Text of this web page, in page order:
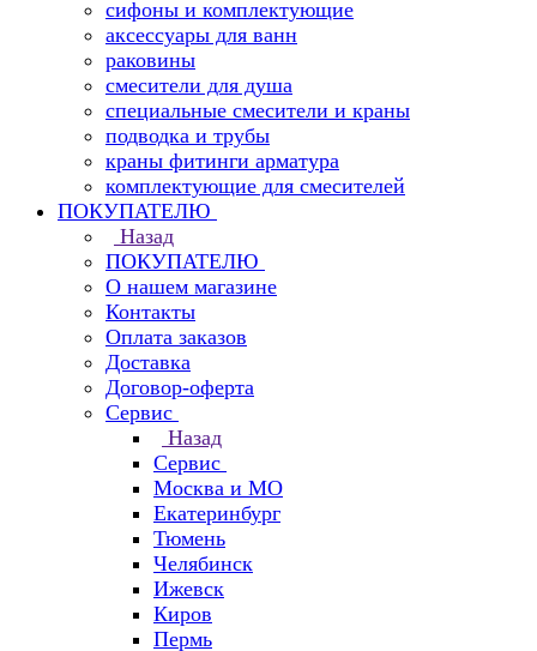
сифоны и комплектующие
аксессуары для ванн
раковины
смесители для душа
специальные смесители и краны
подводка и трубы
краны фитинги арматура
комплектующие для смесителей
ПОКУПАТЕЛЮ
Назад
ПОКУПАТЕЛЮ
О нашем магазине
Контакты
Оплата заказов
Доставка
Договор-оферта
Сервис
Назад
Сервис
Москва и МО
Екатеринбург
Тюмень
Челябинск
Ижевск
Киров
Пермь